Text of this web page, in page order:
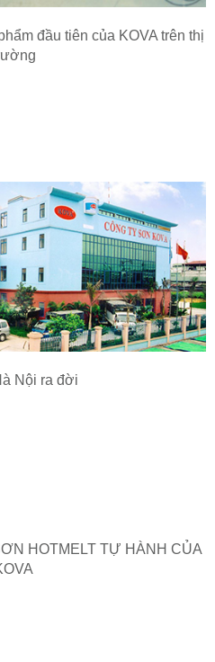
đầu tiên của KOVA trên thị
Nội ra đời
HOTMELT TỰ HÀNH CỦA